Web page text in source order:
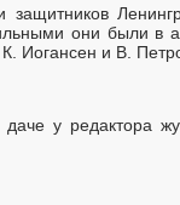
они были в
Иогансен и В.
у редактора